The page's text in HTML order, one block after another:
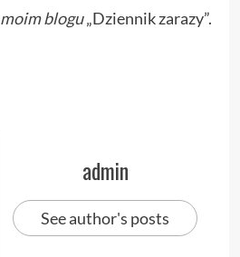
moim blogu„Dziennik zarazy”.
admin
See author's posts